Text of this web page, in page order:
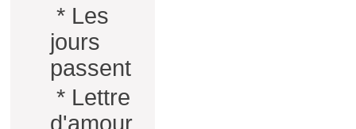
* Les
jours
passent
* Lettre
d'amour